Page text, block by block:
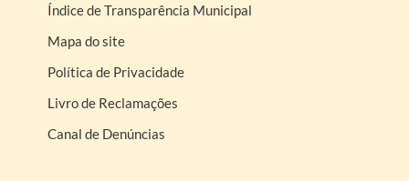
Índice de Transparência Municipal
Mapa do site
Política de Privacidade
Livro de Reclamações
Canal de Denúncias